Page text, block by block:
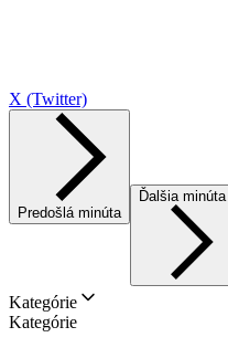
X (Twitter)
Predošlá minúta
Ďalšia minúta
Kategórie
Kategórie